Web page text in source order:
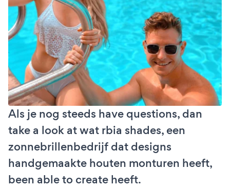
Als je nog steeds have questions, dan
take a look at wat rbia shades, een
zonnebrillenbedrijf dat designs
handgemaakte houten monturen heeft,
been able to create heeft.